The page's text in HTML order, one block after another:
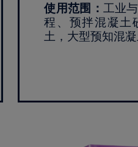
使用范围： 工业
程、预拌混凝土
土，大型预知混凝